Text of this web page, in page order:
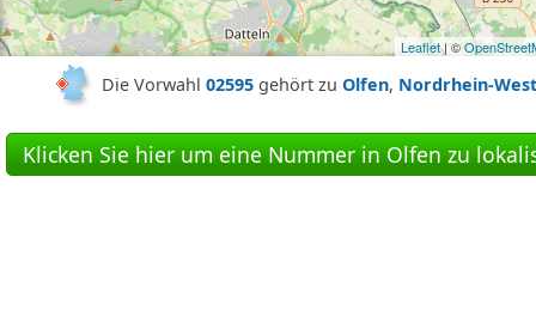
Leaflet| ©
Die Vorwahl02595 gehört zuOlfen, Nordrhein-
Klicken Sie hier um eine Nummer in Olfen zu